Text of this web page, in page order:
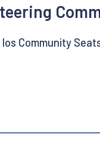
Community